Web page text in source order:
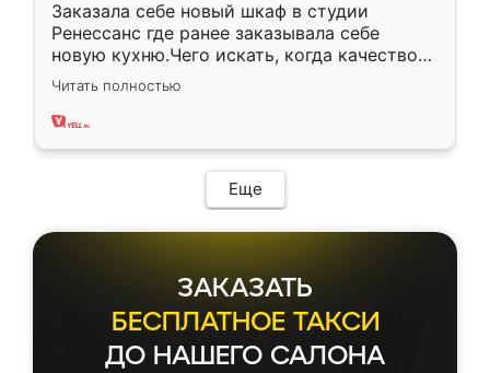
Заказала себе новый шкаф в студии
Ренессанс где ранее заказывала себе
новую кухню.Чего искать, когда качеством
вполне довольна. Служит кухня уже почти
два года, нареканий нет.
Читать полностью
Еще
ЗАКАЗАТЬ
БЕСПЛАТНОЕ ТАКСИ
ДО НАШЕГО САЛОНА